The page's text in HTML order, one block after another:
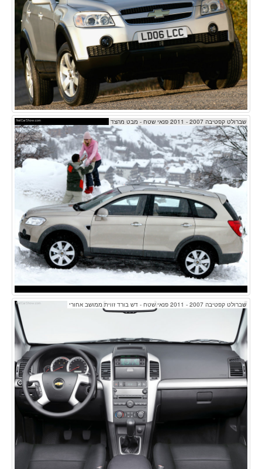
שברולט קפטיבה 2007 - 2011 פנאי שטח - מבט מהצד
שברולט קפטיבה 2007 - 2011 פנאי שטח - דש בורד זווית ממושב אחורי